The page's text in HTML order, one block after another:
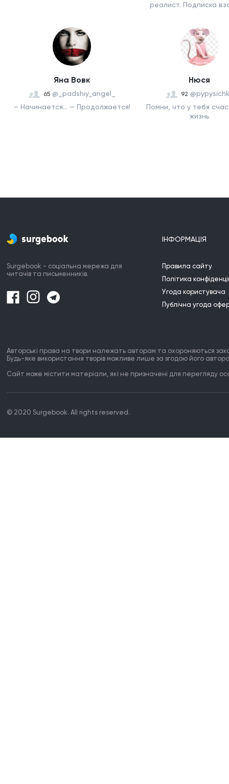
реалист. Подписка
Яна Вовк
65 @_padshiy_angel_
— Начинается... — Продолжается!
Нюся
92
Помни, что у тебя
жизнь
Surgebook - соціальна мережа для
читачів та письменників.
ІНФОРМАЦІЯ
Правила сайту
Політика
Угода користувача
Публічна угода
Авторські права на твори належать авторам та охороняються
Будь-яке використання творів можливе лише за згодою його
Сайт може містити матеріали, які не призначені для перегляду
© 2020 Surgebook. All rights reserved.